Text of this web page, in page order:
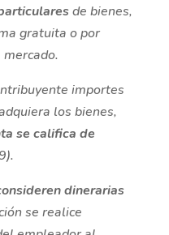
de bienes,
gratuita o por
importes
los bienes,
se califica de
dinerarias
se realice